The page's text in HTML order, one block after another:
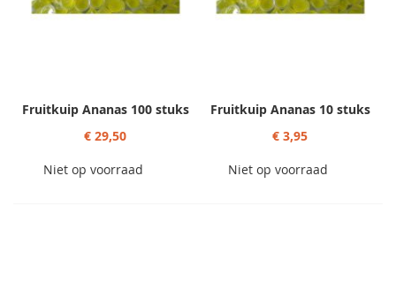
Fruitkuip Ananas 100 stuks
€ 29,50
Niet op voorraad
Fruitkuip Ananas 10 stuks
€ 3,95
Niet op voorraad